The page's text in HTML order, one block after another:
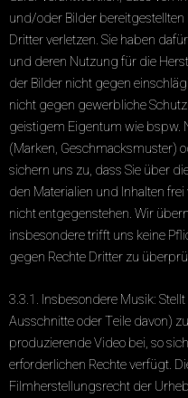
und/oder Bilder bereitgestellten
Dritter verletzen. Sie haben
und deren Nutzung für die
der Bilder nicht gegen
nicht gegen gewerbliche
geistigem Eigentum wie bspw.
(Marken, Geschmacksmuster)
sichern uns zu, dass Sie über
den Materialien und Inhalten
nicht entgegenstehen. Wir
insbesondere trifft uns keine
gegen Rechte Dritter zu
3.3.1. Insbesondere Musik:
Ausschnitte oder Teile davon)
produzierende Video bei, so
erforderlichen Rechte verfügt.
Filmherstellungsrecht der